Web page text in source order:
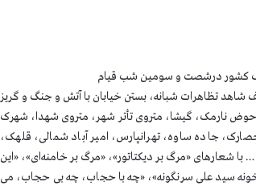
کشور درشصت و سومین شب قیام
شاهد تظاهرات شبانه، بستن خیابان با آتش و جنگ و گریز
نارمک، گیشا، متروی تأتر شهر، متروی شهدا، شهرک
جاده ساوه، تهرانپارس، امیر آباد شمالی، قلهک،
با شعارهای «مرگ بر دیکتاتور»، «مرگ بر خامنه‌ای»، «این
خونه سید علی سرنگونه»، «چه با حجاب، چه بی حجاب، می